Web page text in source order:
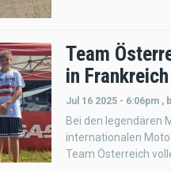
Team
in Frankreich
Jul 16 2025 - 6:06pm ,
Bei den legendären
internationalen
Team Österreich